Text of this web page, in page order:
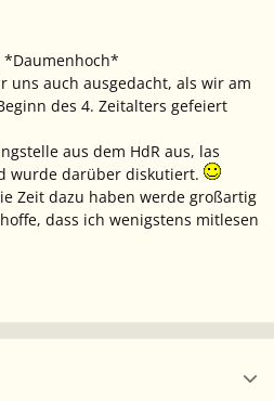
*Daumenhoch*
uns auch ausgedacht, als wir am
des 4. Zeitalters gefeiert
aus dem HdR aus, las
wurde darüber diskutiert.
Zeit dazu haben werde großartig
dass ich wenigstens mitlesen